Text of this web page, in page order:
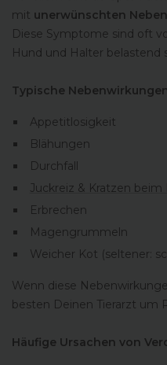
mit unerwünschten
Diese Symptome sind oft
Hund und Halter belastend
Typische
Appetitlosigkeit
Blähungen
Durchfall
Juckreiz & Kratzen beim
Erbrechen
Magengrummeln
Weicher Kot (seltener:
Wenn diese
besten Deinen Tierarzt um
Häufige Ursachen von